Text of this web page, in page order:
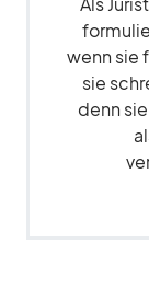
wenn sie
sie
denn